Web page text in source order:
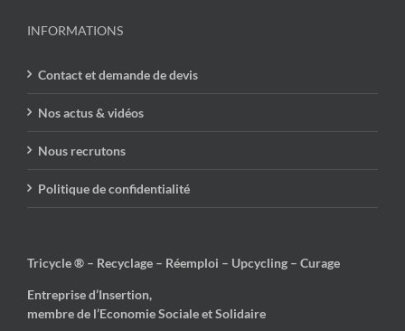
INFORMATIONS
Contact et demande de devis
Nos actus & vidéos
Nous recrutons
Politique de confidentialité
Tricycle ® – Recyclage – Réemploi – Upcycling – Curage
Entreprise d’Insertion,
membre de l’Economie Sociale et Solidaire